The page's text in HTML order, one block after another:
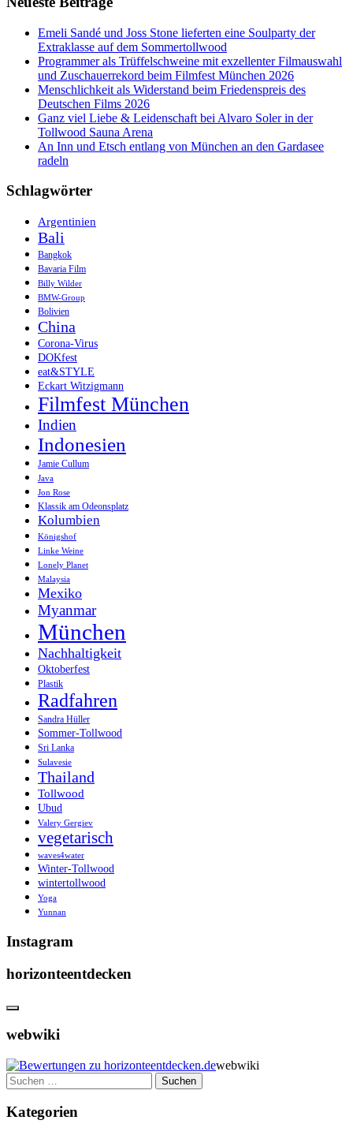
MünchenEmeli Sandé und Joss Stone lieferten eine Soulparty der
Extraklasse auf dem Sommertollwood
Programmer als Trüffelschweine mit exzellenter Filmauswahl
und Zuschauerrekord beim Filmfest München 2026
Menschlichkeit als Widerstand beim Friedenspreis des
Deutschen Films 2026
Ganz viel Liebe & Leidenschaft bei Alvaro Soler in der
Tollwood Sauna Arena
An Inn und Etsch entlang von München an den Gardasee
radeln
Schlagwörter
Argentinien
Bali
Bangkok
Bavaria Film
Billy Wilder
BMW-Group
Bolivien
China
Corona-Virus
DOKfest
eat&STYLE
Eckart Witzigmann
Filmfest München
Indien
Indonesien
Jamie Cullum
Java
Jon Rose
Klassik am Odeonsplatz
Kolumbien
Königshof
Linke Weine
Lonely Planet
Malaysia
Mexiko
Myanmar
München
Nachhaltigkeit
Oktoberfest
Plastik
Radfahren
Sandra Hüller
Sommer-Tollwood
Sri Lanka
Sulavesie
Thailand
Tollwood
Ubud
Valery Gergiev
vegetarisch
waves4water
Winter-Tollwood
wintertollwood
Yoga
Yunnan
Instagram
horizonteentdecken
webwiki
webwiki
Suchen
nach:
Kategorien